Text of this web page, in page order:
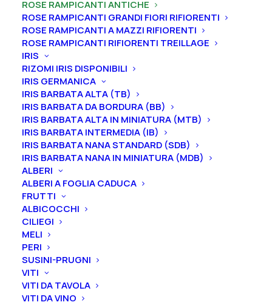
ROSE RAMPICANTI ANTICHE
ROSE RAMPICANTI GRANDI FIORI RIFIORENTI
ROSE RAMPICANTI A MAZZI RIFIORENTI
ROSE RAMPICANTI RIFIORENTI TREILLAGE
IRIS
RIZOMI IRIS DISPONIBILI
IRIS GERMANICA
IRIS BARBATA ALTA (TB)
IRIS BARBATA DA BORDURA (BB)
IRIS BARBATA ALTA IN MINIATURA (MTB)
IRIS BARBATA INTERMEDIA (IB)
IRIS BARBATA NANA STANDARD (SDB)
IRIS BARBATA NANA IN MINIATURA (MDB)
ALBERI
ALBERI A FOGLIA CADUCA
FRUTTI
ALBICOCCHI
CILIEGI
MELI
PERI
SUSINI-PRUGNI
VITI
VITI DA TAVOLA
VITI DA VINO
fiori di 7 cm di diametro di color rosso cremisi
tendente al rosso ciliegia dal leggero profumo e dalla
fioritura unica. Cresce sana e vigorosa raggiungendo
i 600 cm di Altezza.
William Paul & Sons, Gran Bretagna, 1906
Dimensione vaso
Rosa
rampicante
antica
"Paul's
Scarlet"
quantità
Ordina subito questo prodotto!
Puoi acquistare ora questo prodotto contattandoci e
indicando la dimensione del vaso desiderata e la
quantità
ORDINA SU WHATSAPP